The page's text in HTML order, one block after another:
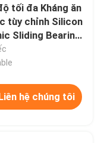
tối đa Kháng ăn
tùy chỉnh Silicon
Sliding Bearing
hệ chúng tôi